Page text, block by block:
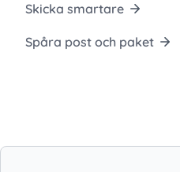
Skicka smartare
Spåra post och paket